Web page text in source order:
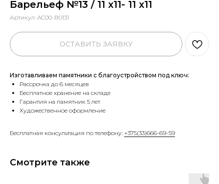
Барельеф №13 / 11 х11- 11 х11
Артикул: AC00-B0131
ОСТАВИТЬ ЗАЯВКУ
Изготавливаем памятники с благоустройством под ключ:
Рассрочка до 6 месяцев
Бесплатное хранение на складе
Гарантия на памятник 5 лет
Художественное оформление
Бесплатная консультация по телефону: +375(33)666-69-59
Смотрите также